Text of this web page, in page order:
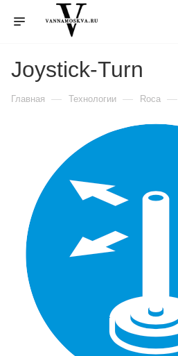
Joystick-Turn
Главная — Технологии — Roca —